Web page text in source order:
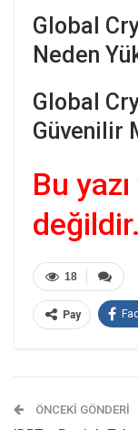
Global
Neden
Global
Güvenilir
Bu
değildir.
18
Pay
ÖNCEKI GÖNDERI